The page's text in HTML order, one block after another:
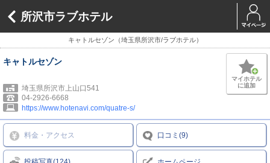
所沢市ラブホテル
キャトルセゾン（埼玉県所沢市/ラブホテル）
キャトルセゾン
埼玉県所沢市上山口541
04-2926-6668
https://www.hotenavi.com/quatre-s/
マイホテル
に追加
料金・アクセス 口コミ(9)